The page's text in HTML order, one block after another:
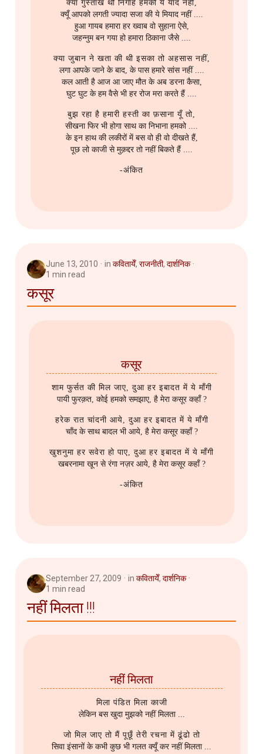
क्या गुस्ताख थी निगाहें हमको ये याद नहीं,
क्यूँ आपको लगती ज्यादा सजा की ये मियाद नहीं ....
हुआ गायब हमारा हर ख्वाब वो सुहाना ऐसे,
जहन्नुम बन गया हो हमारा ठिकाना जैसे ....
क्या जुबान ने खता की थी इसका तो अहसास नहीं,
लगा आपके जाने के बाद, के पास हमारे सांस नहीं ....
कल आती है आज आ जाए मौत के अब डरना कैसा,
घुट घुट के हम वैसे भी हर रोज मरा करते हैं ....
बुझ रहा है हमारी हस्ती का फ़साना यूँ तो,
सीखना फिर भी होगा साथ का निभाना हमको ....
के इन हाथ की लकीरों में बस वो ही वो दीखते हैं,
पूछ लो काजी से मुक़द्दर तो नहीं बिकते हैं ....
-अंकित
June 13, 2010 in कवितायेँ, राजनीती, दार्शनिक
1 min read
कसूर
कसूर
शाम फुर्सत की मिल जाए, दुआ हर इबादत में ये माँगी
पायी फुरक़त, कोई हमको समझाए, है मेरा कसूर कहाँ ?
हरेक रात चांदनी आये, दुआ हर इबादत में ये माँगी
चाँद के साथ बादल भी आये, है मेरा कसूर कहाँ ?
खुशनुमा हर सवेरा हो पाए, दुआ हर इबादत में ये माँगी
खबरनामा खून से रंगा नज़र आये, है मेरा कसूर कहाँ ?
-अंकित
September 27, 2009 in कवितायेँ, दार्शनिक
1 min read
नहीं मिलता !!!
नहीं मिलता
मिला पंडित मिला काजी
लेकिन बस खुदा मुझको नहीं मिलता ...
जो मिल जाए तो मैं पूछूँ तेरी रचना में ढूंढो तो
सिवा इंसानों के कभी कुछ भी गलत क्यूँ कर नहीं मिलता ...